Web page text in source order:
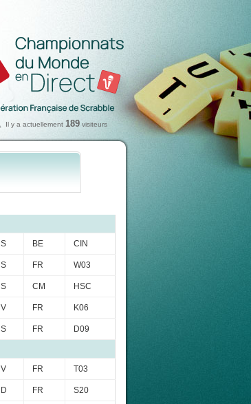
Il y a actuellement 189 visiteurs
S BE CIN
S FR W03
S CM HSC
V FR K06
S FR D09
V FR T03
D FR S20